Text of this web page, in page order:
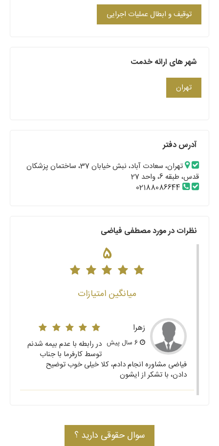
توقیف و ابطال عملیات اجرایی
شهر های ارائه خدمت
تهران
آدرس دفتر
تهران، سعادت آباد، نبش خیابان 37، ساختمان پزشکان
قدس، طبقه 6، واحد 27
02188086644
نظرات در مورد مصطفی فیاضی
5
میانگین امتیازات
زهرا
در رابطه با عدم بیمه شدنم
توسط کارفرما با جناب
فیاضی مشاوره انجام دادم، کلا خیلی خوب توضیح
دادن، با تشکر از ایشون
سوال حقوقی دارید ؟